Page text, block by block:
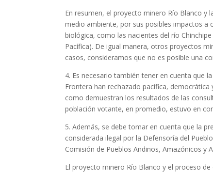
En resumen, el proyecto minero Río Blanco y
medio ambiente, por sus posibles impactos a
biológica, como las nacientes del río
Pacífica). De igual manera, otros proyectos
casos, consideramos que no es posible una
4. Es necesario también tener en cuenta que
Frontera han rechazado pacífica,
como demuestran los resultados de las
población votante, en promedio, estuvo en
5. Además, se debe tomar en cuenta que la
considerada ilegal por la Defensoría del
Comisión de Pueblos Andinos, Amazónicos y
El proyecto minero Río Blanco y el proceso